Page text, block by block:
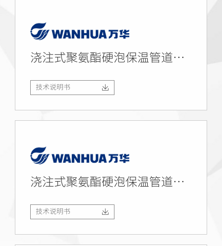
浇注式聚氨酯硬泡保温管道组合料（全水）
技术说明书
浇注式聚氨酯硬泡保温管道组合料（141b）
技术说明书